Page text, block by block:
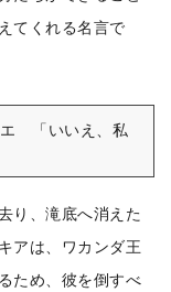
てくれる名言で
エ 「いいえ、私
り、滝底へ消えた
アは、ワカンダ王
ため、彼を倒すべ